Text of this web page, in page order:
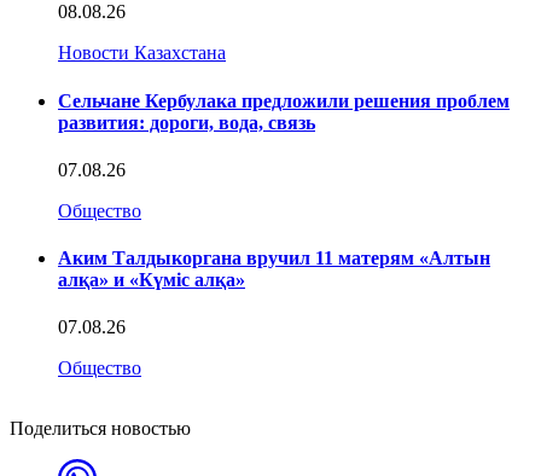
08.08.26
Новости Казахстана
Сельчане Кербулака предложили решения проблем
развития: дороги, вода, связь
07.08.26
Общество
Аким Талдыкоргана вручил 11 матерям «Алтын
алқа» и «Күміс алқа»
07.08.26
Общество
Поделиться новостью